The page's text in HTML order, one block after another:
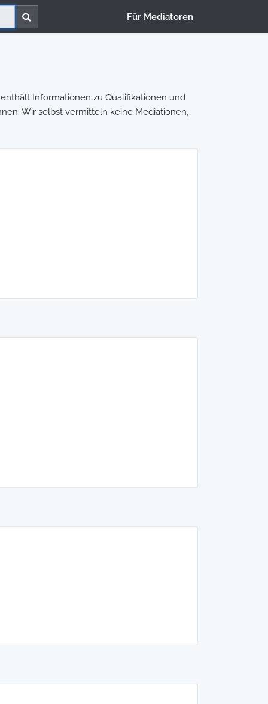
Für Mediatoren
Informationen zu Qualifikationen und
Wir selbst vermitteln keine Mediationen,